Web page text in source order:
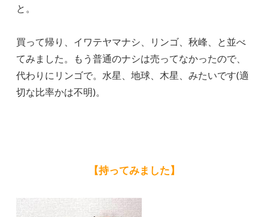
と。
買って帰り、イワテヤマナシ、リンゴ、秋峰、と並べ
てみました。もう普通のナシは売ってなかったので、
代わりにリンゴで。水星、地球、木星、みたいです(適
切な比率かは不明)。
【持ってみました】